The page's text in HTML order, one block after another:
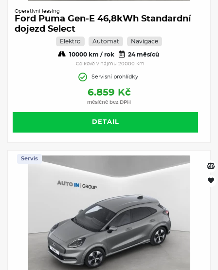
Operativní leasing
Ford Puma Gen-E 46,8kWh Standardní
dojezd Select
Elektro Automat Navigace
10000 km / rok 24 měsíců
Celkově v nájmu 20000 km
Servisní prohlídky
6.859 Kč
měsíčně bez DPH
DETAIL
Servis